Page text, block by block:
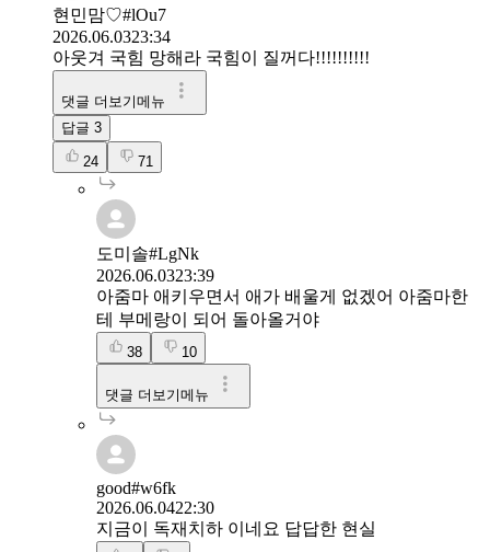
현민맘♡#lOu7
2026.06.0323:34
아웃겨 국힘 망해라 국힘이 질꺼다!!!!!!!!!!
댓글 더보기메뉴
답글 3
24 71
도미솔#LgNk
2026.06.0323:39
아줌마 애키우면서 애가 배울게 없겠어 아줌마한
테 부메랑이 되어 돌아올거야
38 10
댓글 더보기메뉴
good#w6fk
2026.06.0422:30
지금이 독재치하 이네요 답답한 현실